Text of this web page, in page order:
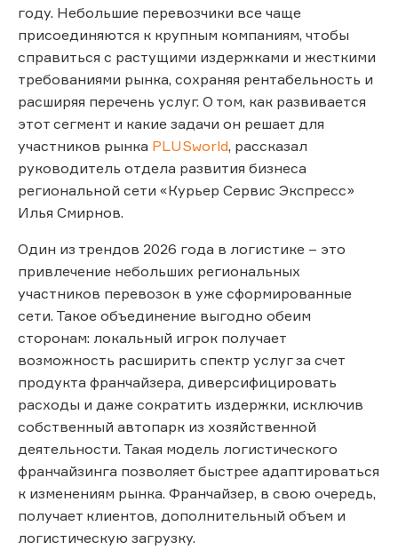
году. Небольшие перевозчики все чаще
присоединяются к крупным компаниям, чтобы
справиться с растущими издержками и жесткими
требованиями рынка, сохраняя рентабельность и
расширяя перечень услуг. О том, как развивается
этот сегмент и какие задачи он решает для
участников рынка PLUSworld, рассказал
руководитель отдела развития бизнеса
региональной сети «Курьер Сервис Экспресс»
Илья Смирнов.
Один из трендов 2026 года в логистике – это
привлечение небольших региональных
участников перевозок в уже сформированные
сети. Такое объединение выгодно обеим
сторонам: локальный игрок получает
возможность расширить спектр услуг за счет
продукта франчайзера, диверсифицировать
расходы и даже сократить издержки, исключив
собственный автопарк из хозяйственной
деятельности. Такая модель логистического
франчайзинга позволяет быстрее адаптироваться
к изменениям рынка. Франчайзер, в свою очередь,
получает клиентов, дополнительный объем и
логистическую загрузку.